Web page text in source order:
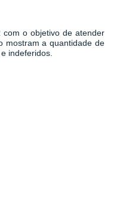
com o objetivo de atender
mostram a quantidade de
indeferidos.